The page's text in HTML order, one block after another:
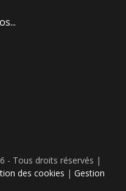
- Tous droits réservés |
des cookies | Gestion